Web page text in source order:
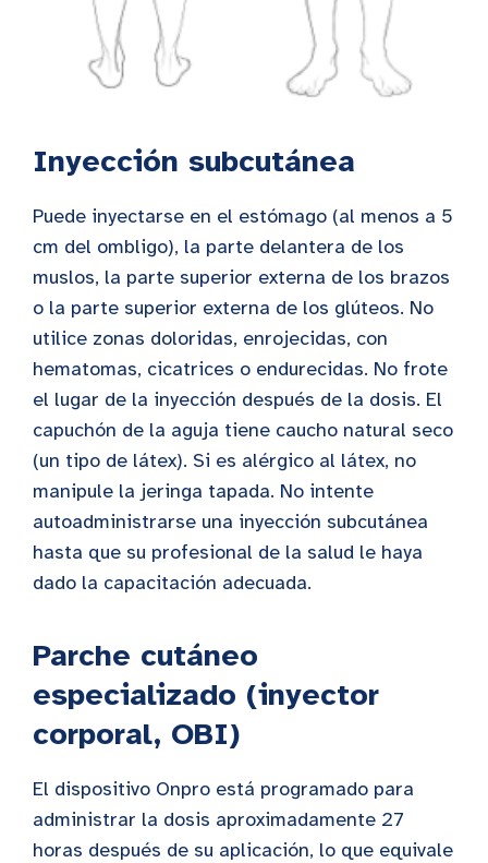
Inyección subcutánea
Puede inyectarse en el estómago (al menos a 5
cm del ombligo), la parte delantera de los
muslos, la parte superior externa de los brazos
o la parte superior externa de los glúteos. No
utilice zonas doloridas, enrojecidas, con
hematomas, cicatrices o endurecidas. No frote
el lugar de la inyección después de la dosis. El
capuchón de la aguja tiene caucho natural seco
(un tipo de látex). Si es alérgico al látex, no
manipule la jeringa tapada. No intente
autoadministrarse una inyección subcutánea
hasta que su profesional de la salud le haya
dado la capacitación adecuada.
Parche cutáneo
especializado (inyector
corporal, OBI)
El dispositivo Onpro está programado para
administrar la dosis aproximadamente 27
horas después de su aplicación, lo que equivale